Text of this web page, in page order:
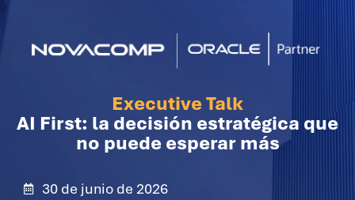
Executive Talk
AI First: la decisión estratégica que
no puede esperar más
30 de junio de 2026